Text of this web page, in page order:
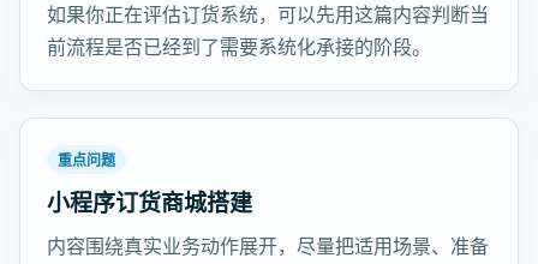
如果你正在评估订货系统，可以先用这篇内容判断当
前流程是否已经到了需要系统化承接的阶段。
重点问题
小程序订货商城搭建
内容围绕真实业务动作展开，尽量把适用场景、准备